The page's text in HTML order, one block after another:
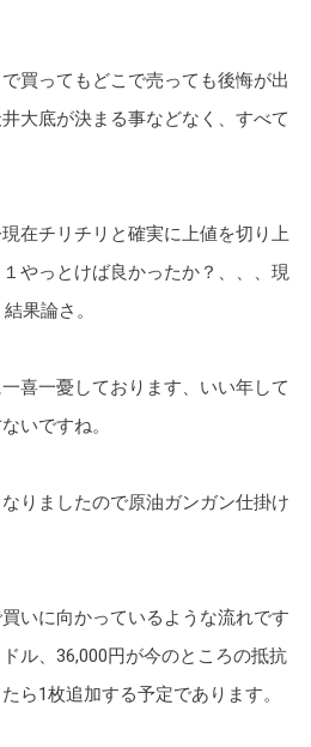
買ってもどこで売っても後悔が出
大底が決まる事などなく、すべて
在チリチリと確実に上値を切り上
やっとけば良かったか？、、、現
果論さ。
喜一憂しております、いい年して
いですね。
りましたので原油ガンガン仕掛け
いに向かっているような流れです
ル、36,000円が今のところの抵抗
ら1枚追加する予定であります。